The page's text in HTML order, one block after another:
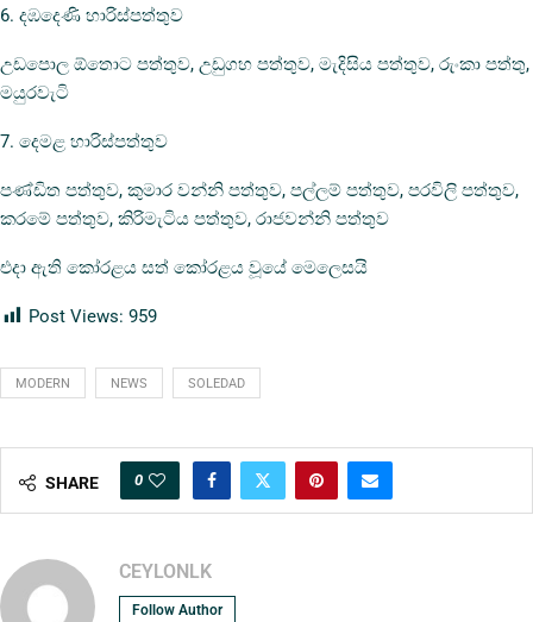
6. දඹදෙණි හාරිස්පත්තුව
උඩපොල ඕතොට පත්තුව, උඩුගහ පත්තුව, මැදිසිය පත්තුව, රුංකා පත්තු,
මයුරවැටි
7. දෙමළ හාරිස්පත්තුව
පණ්ඩිත පත්තුව, කුමාර වන්නි පත්තුව, පල්ලම් පත්තුව, පරවිලි පත්තුව,
කරමේ පත්තුව, කිරිමැටිය පත්තුව, රාජවන්නි පත්තුව
එදා ඇති කෝරළය සත් කෝරළය වූයේ මෙලෙසයි
Post Views: 959
MODERN NEWS SOLEDAD
SHARE 0
CEYLONLK
Follow Author